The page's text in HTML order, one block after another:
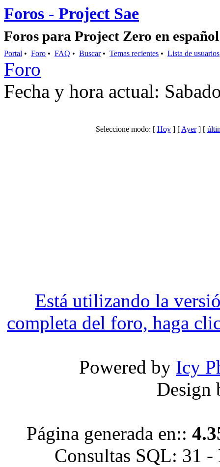
Foros - Project Sae
Foros para Project Zero en español
Portal • Foro • FAQ • Buscar• Temas recientes • Lista de usuarios
Foro
Fecha y hora actual:
Seleccione modo: [ Hoy] [ Ayer] [
Está utilizando la
completa del foro, haga
Powered by Icy
Design
Página generada en::
Consultas SQL: 31